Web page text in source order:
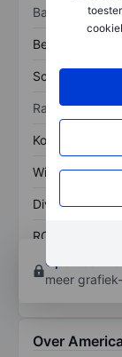
Balans
Bezittingen
Schulden
Ratio's
Koers/
Winst per
Dividend per
ROE
Open een
meer
Over